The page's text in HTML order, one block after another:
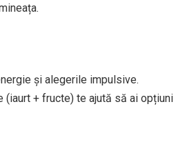
și alegerile impulsive.
(iaurt + fructe) te ajută să ai opțiuni